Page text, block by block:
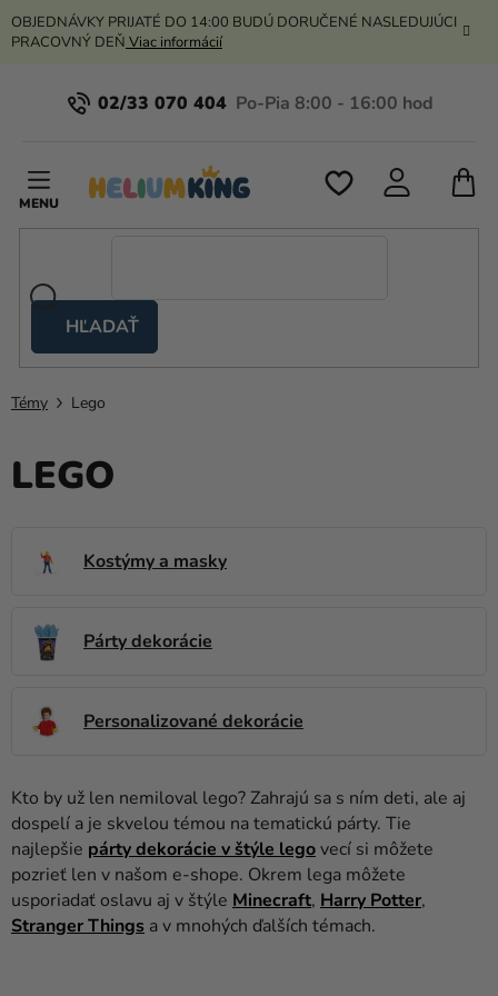
Prejsť
na
OBJEDNÁVKY PRIJATÉ DO 14:00 BUDÚ DORUČENÉ NASLEDUJÚCI
PRACOVNÝ DEŇ Viac informácií
02/33 070 404
HĽADAŤ
stany
Kanekalon
Hélium
a
Svadba
Výzdoba
Karnevalové
masky
Oblečenie
Pečenie
Novinky
Témy Lego
LEGO
Kostýmy a masky
Párty dekorácie
Personalizované dekorácie
Kto by už len nemiloval lego? Zahrajú sa s ním deti, ale aj
dospelí a je skvelou témou na tematickú párty. Tie
najlepšie párty dekorácie v štýle legovecí si môžete
pozrieť len v našom e-shope. Okrem lega môžete
usporiadať oslavu aj v štýle Minecraft, Harry Potter,
Stranger Things a v mnohých ďalších témach.